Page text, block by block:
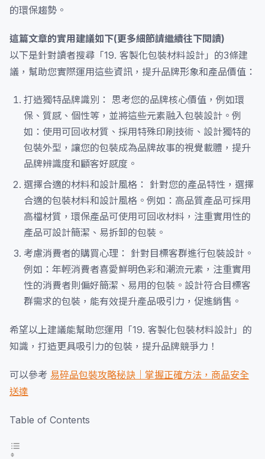
的環保趨勢。
這篇文章的實用建議如下(更多細節請繼續往下閱讀)
以下是針對讀者搜尋「19. 客製化包裝材料設計」的3條建
議，幫助您實際運用這些資訊，提升品牌形象和產品價值：
打造獨特品牌識別： 思考您的品牌核心價值，例如環
保、質感、個性等，並將這些元素融入包裝設計。例
如：使用可回收材質、採用特殊印刷技術、設計獨特的
包裝外型，讓您的包裝成為品牌故事的視覺載體，提升
品牌辨識度和顧客好感度。
選擇合適的材料和設計風格： 針對您的產品特性，選擇
合適的包裝材料和設計風格。例如：高品質產品可採用
高檔材質，環保產品可使用可回收材料，注重實用性的
產品可設計簡潔、易拆卸的包裝。
考慮消費者的購買心理： 針對目標客群進行包裝設計。
例如：年輕消費者喜愛鮮明色彩和潮流元素，注重實用
性的消費者則偏好簡潔、易用的包裝。設計符合目標客
群需求的包裝，能有效提升產品吸引力，促進銷售。
希望以上建議能幫助您運用「19. 客製化包裝材料設計」的
知識，打造更具吸引力的包裝，提升品牌競爭力！
可以參考 易碎品包裝攻略秘訣｜掌握正確方法，商品安全
送達
Table of Contents